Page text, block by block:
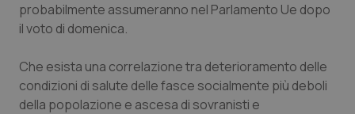
Campania
Emilia-Romagna
Friuli Venezia Giulia
Car-T
Colesterolo & coronaropatie
Dermatite Atopica
probabilmente assumeranno nel Parlamento Ue dopo
il voto di domenica.
Che esista una correlazione tra deterioramento delle
condizioni di salute delle fasce socialmente più deboli
della popolazione e ascesa di sovranisti e